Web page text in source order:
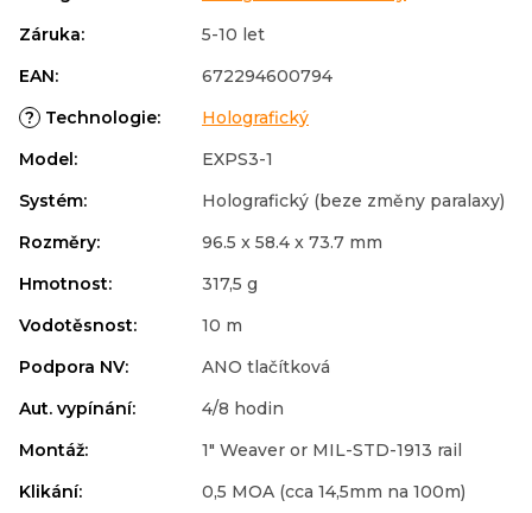
Záruka:
5-10 let
EAN:
672294600794
?
Technologie:
Holografický
Model :
EXPS3-1
Systém:
Holografický (beze změny paralaxy)
Rozměry:
96.5 x 58.4 x 73.7 mm
Hmotnost:
317,5 g
Vodotěsnost:
10 m
Podpora NV:
ANO tlačítková
Aut. vypínání:
4/8 hodin
Montáž:
1" Weaver or MIL-STD-1913 rail
Klikání:
0,5 MOA (cca 14,5mm na 100m)